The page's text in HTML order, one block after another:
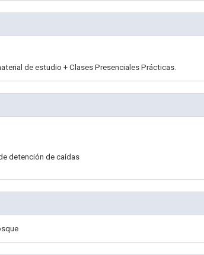
de estudio + Clases Presenciales Prácticas.
detención de caídas